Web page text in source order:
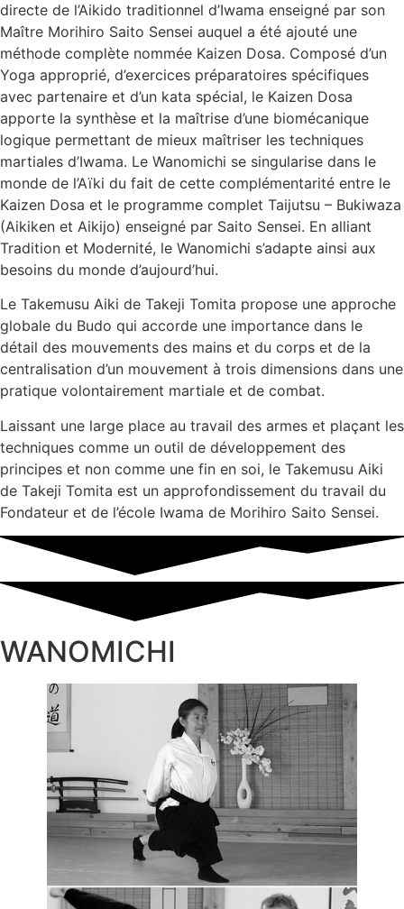
directe de l’Aikido traditionnel d’Iwama enseigné par son
Maître Morihiro Saito Sensei auquel a été ajouté une
méthode complète nommée Kaizen Dosa. Composé d’un
Yoga approprié, d’exercices préparatoires spécifiques
avec partenaire et d’un kata spécial, le Kaizen Dosa
apporte la synthèse et la maîtrise d’une biomécanique
logique permettant de mieux maîtriser les techniques
martiales d’Iwama. Le Wanomichi se singularise dans le
monde de l’Aïki du fait de cette complémentarité entre le
Kaizen Dosa et le programme complet Taijutsu – Bukiwaza
(Aikiken et Aikijo) enseigné par Saito Sensei. En alliant
Tradition et Modernité, le Wanomichi s’adapte ainsi aux
besoins du monde d’aujourd’hui.
Le Takemusu Aiki de Takeji Tomita propose une approche
globale du Budo qui accorde une importance dans le
détail des mouvements des mains et du corps et de la
centralisation d’un mouvement à trois dimensions dans une
pratique volontairement martiale et de combat.
Laissant une large place au travail des armes et plaçant les
techniques comme un outil de développement des
principes et non comme une fin en soi, le Takemusu Aiki
de Takeji Tomita est un approfondissement du travail du
Fondateur et de l’école Iwama de Morihiro Saito Sensei.
WANOMICHI